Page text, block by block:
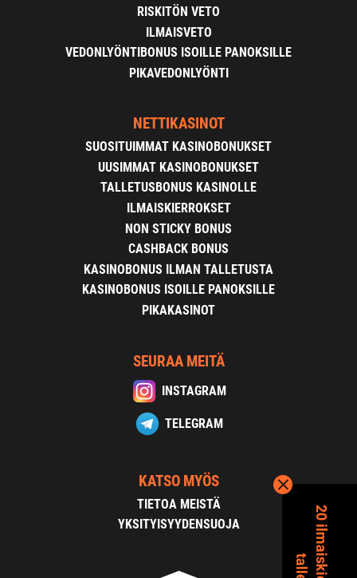
RISKITÖN VETO
ILMAISVETO
VEDONLYÖNTIBONUS ISOILLE PANOKSILLE
PIKAVEDONLYÖNTI
NETTIKASINOT
SUOSITUIMMAT KASINOBONUKSET
UUSIMMAT KASINOBONUKSET
TALLETUSBONUS KASINOLLE
ILMAISKIERROKSET
NON STICKY BONUS
CASHBACK BONUS
KASINOBONUS ILMAN TALLETUSTA
KASINOBONUS ISOILLE PANOKSILLE
PIKAKASINOT
SEURAA MEITÄ
INSTAGRAM
TELEGRAM
KATSO MYÖS
TIETOA MEISTÄ
YKSITYISYYDENSUOJA